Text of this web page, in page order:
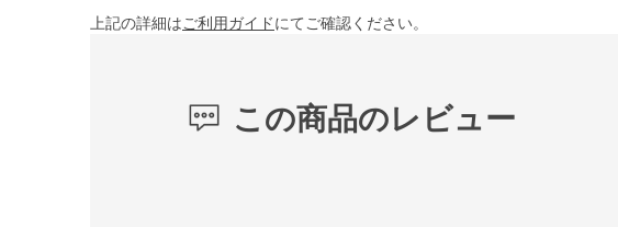
上記の詳細はご利用ガイドにてご確認ください。
この商品のレビュー